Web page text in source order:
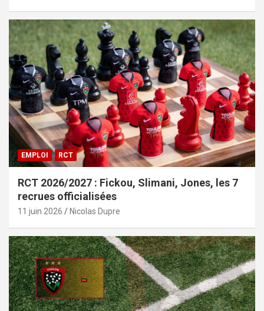
EMPLOI RCT
RCT 2026/2027 : Fickou, Slimani, Jones, les 7
recrues officialisées
11 juin 2026 Nicolas Dupre